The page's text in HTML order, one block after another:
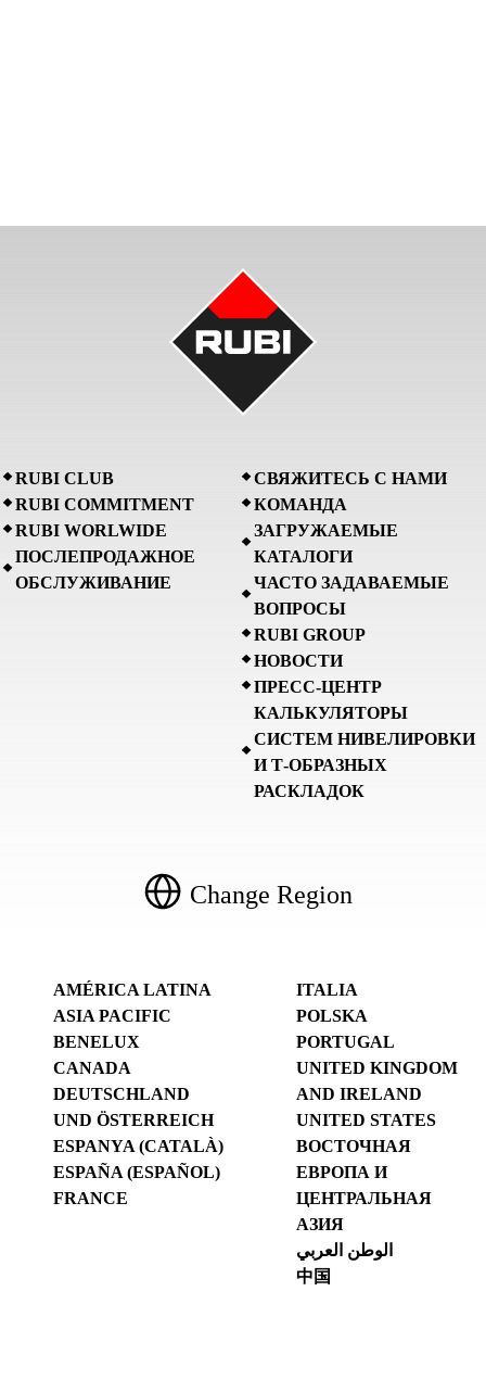
RUBI CLUB
RUBI COMMITMENT
RUBI WORLWIDE
ПОСЛЕПРОДАЖНОЕ
ОБСЛУЖИВАНИЕ
СВЯЖИТЕСЬ С НАМИ
КОМАНДА
ЗАГРУЖАЕМЫЕ
КАТАЛОГИ
ЧАСТО ЗАДАВАЕМЫЕ
ВОПРОСЫ
RUBI GROUP
НОВОСТИ
ПРЕСС-ЦЕНТР
КАЛЬКУЛЯТОРЫ
СИСТЕМ НИВЕЛИРОВКИ
И Т-ОБРАЗНЫХ
РАСКЛАДОК
Change Region
AMÉRICA LATINA
ASIA PACIFIC
BENELUX
CANADA
DEUTSCHLAND
UND ÖSTERREICH
ESPANYA (CATALÀ)
ESPAÑA (ESPAÑOL)
FRANCE
ITALIA
POLSKA
PORTUGAL
UNITED KINGDOM
AND IRELAND
UNITED STATES
ВОСТОЧНАЯ
ЕВРОПА И
ЦЕНТРАЛЬНАЯ
АЗИЯ
الوطن العربي
中国